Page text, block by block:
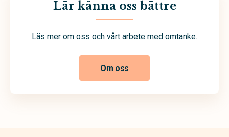
Lär känna oss bättre
Läs mer om oss och vårt arbete med omtanke.
Om oss